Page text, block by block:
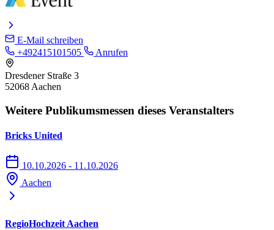
E-Mail schreiben
+492415101505
Anrufen
Dresdener Straße 3
52068 Aachen
Weitere Publikumsmessen dieses Veranstalters
Bricks United
10.10.2026 - 11.10.2026
Aachen
RegioHochzeit Aachen